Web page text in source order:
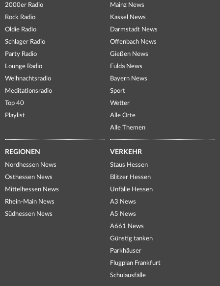
2000er Radio
Rock Radio
Oldie Radio
Schlager Radio
Party Radio
Lounge Radio
Weihnachtsradio
Meditationsradio
Top 40
Playlist
Mainz News
Kassel News
Darmstadt News
Offenbach News
Gießen News
Fulda News
Bayern News
Sport
Wetter
Alle Orte
Alle Themen
REGIONEN
Nordhessen News
Osthessen News
Mittelhessen News
Rhein-Main News
Südhessen News
VERKEHR
Staus Hessen
Blitzer Hessen
Unfälle Hessen
A3 News
A5 News
A661 News
Günstig tanken
Parkhäuser
Flugplan Frankfurt
Schulausfälle